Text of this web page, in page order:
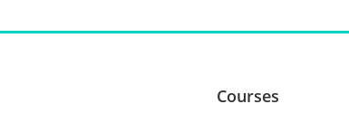
Courses